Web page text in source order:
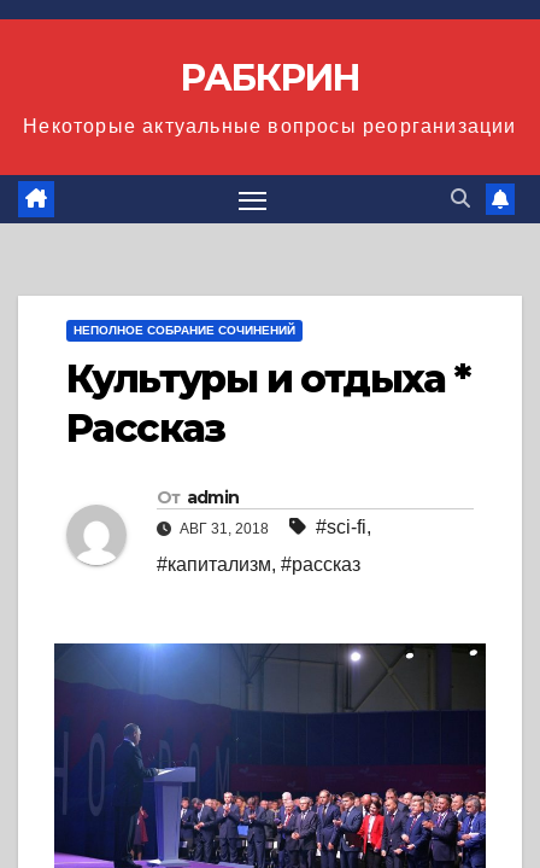
Перейти
РАБКРИН
Некоторые актуальные вопросы реорганизации
НЕПОЛНОЕ СОБРАНИЕ СОЧИНЕНИЙ
Культуры и отдыха *
Рассказ
От admin
АВГ 31, 2018 #sci-fi,
#капитализм, #рассказ